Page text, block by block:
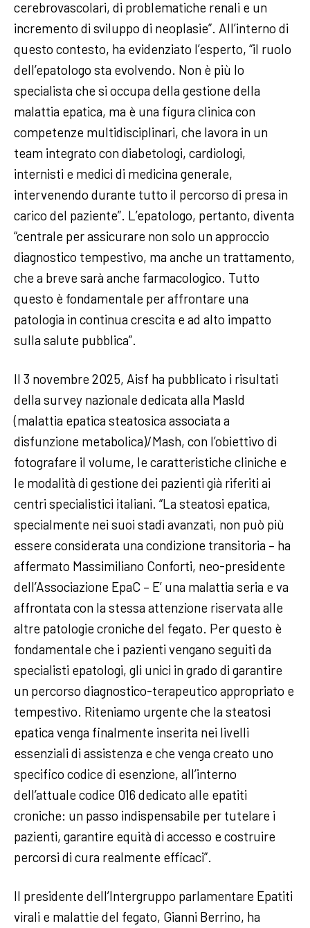
cerebrovascolari, di problematiche renali e un
incremento di sviluppo di neoplasie”. All’interno di
questo contesto, ha evidenziato l’esperto, “il ruolo
dell’epatologo sta evolvendo. Non è più lo
specialista che si occupa della gestione della
malattia epatica, ma è una figura clinica con
competenze multidisciplinari, che lavora in un
team integrato con diabetologi, cardiologi,
internisti e medici di medicina generale,
intervenendo durante tutto il percorso di presa in
carico del paziente”. L’epatologo, pertanto, diventa
“centrale per assicurare non solo un approccio
diagnostico tempestivo, ma anche un trattamento,
che a breve sarà anche farmacologico. Tutto
questo è fondamentale per affrontare una
patologia in continua crescita e ad alto impatto
sulla salute pubblica”.
Il 3 novembre 2025, Aisf ha pubblicato i risultati
della survey nazionale dedicata alla Masld
(malattia epatica steatosica associata a
disfunzione metabolica)/Mash, con l’obiettivo di
fotografare il volume, le caratteristiche cliniche e
le modalità di gestione dei pazienti già riferiti ai
centri specialistici italiani. “La steatosi epatica,
specialmente nei suoi stadi avanzati, non può più
essere considerata una condizione transitoria – ha
affermato Massimiliano Conforti, neo-presidente
dell’Associazione EpaC – E’ una malattia seria e va
affrontata con la stessa attenzione riservata alle
altre patologie croniche del fegato. Per questo è
fondamentale che i pazienti vengano seguiti da
specialisti epatologi, gli unici in grado di garantire
un percorso diagnostico-terapeutico appropriato e
tempestivo. Riteniamo urgente che la steatosi
epatica venga finalmente inserita nei livelli
essenziali di assistenza e che venga creato uno
specifico codice di esenzione, all’interno
dell’attuale codice 016 dedicato alle epatiti
croniche: un passo indispensabile per tutelare i
pazienti, garantire equità di accesso e costruire
percorsi di cura realmente efficaci”.
Il presidente dell’Intergruppo parlamentare Epatiti
virali e malattie del fegato, Gianni Berrino, ha